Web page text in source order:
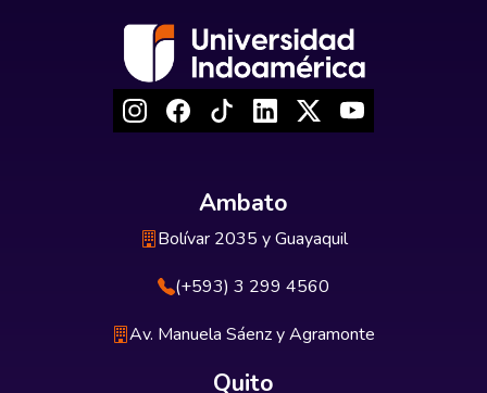
Ambato
Bolívar 2035 y Guayaquil
(+593) 3 299 4560
Av. Manuela Sáenz y Agramonte
Quito